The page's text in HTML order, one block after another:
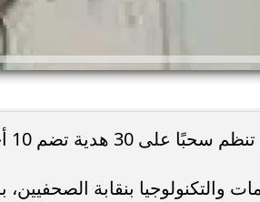
أجهزة منزلية قبل مباراة مصر وأستراليا
والتكنولوجيا بنقابة